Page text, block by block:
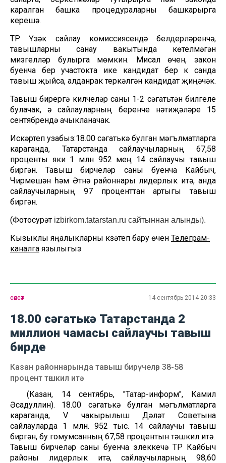
каралган башка процедураларны башкарырга
керешә.
ТР Үзәк сайлау комиссиясендә белдерүләренчә,
тавышларны санау вакытында көтелмәгән
мизгелләр булырга мөмкин. Мисал өчен, закон
буенча бер участокта ике кандидат бер үк санда
тавыш җыйса, алданрак теркәлгән кандидат җиңәчәк.
Тавыш бирергә килүчеләр саны 1-2 сәгатьтән билгеле
булачак, ә сайлауларның беренче нәтиҗәләре 15
сентябрендә ачыкланачак.
Искәртеп узабыз:18.00 сәгатькә булган мәгълүматларга
караганда, Татарстанда сайлаучыларның 67,58
проценты яки 1 млн 952 мең 14 сайлаучы тавыш
биргән. Тавыш бирүчеләр саны буенча Кайбыч,
Чирмешән һәм Әтнә районнары лидерлык итә, анда
сайлаучыларның 97 проценттан артыгы тавыш
биргән.
(Фотосурәт izbirkom.tatarstan.ru сайтыннан алынды).
Кызыклы яңалыкларны күзәтеп бару өчен Телеграм-
каналга язылыгыз
сәясәт 14 сентябрь 2014 20:33
18.00 сәгатькә Татарстанда 2
миллион чамасы сайлаучы тавыш
бирде
Казан районнарында тавыш бирүчеләр 38-58
процент тәшкил итә
(Казан, 14 сентябрь, "Татар-информ", Камил
Әсадуллин). 18.00 сәгатькә булган мәгълүматларга
караганда, V чакырылыш Дәүләт Советына
сайлауларда 1 млн. 952 тыс. 14 сайлаучы тавыш
биргән, бу гомумсанның 67,58 процентын тәшкил итә.
Тавыш бирүчеләр саны буенча элеккечә ТР Кайбыч
районы лидерлык итә, сайлаучыларның 98,60